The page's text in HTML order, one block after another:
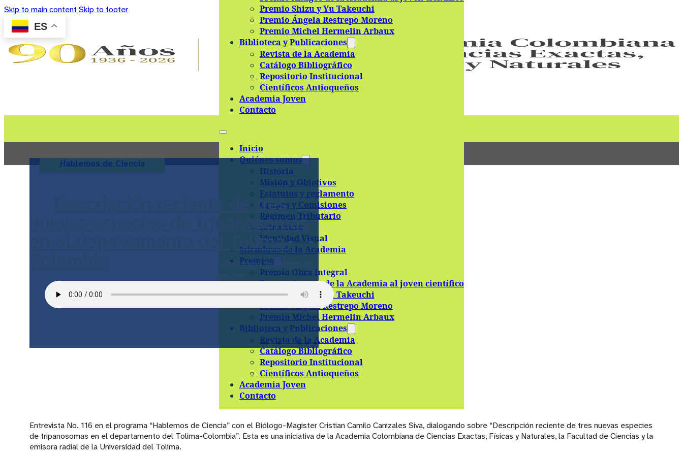
Skip to main content Skip to footer
ES
Premio Shizu y Yu Takeuchi
Premio Ángela Restrepo Moreno
Premio Michel Hermelin Arbaux
Biblioteca y Publicaciones
Revista de la Academia
Catálogo Bibliográfico
Repositorio Institucional
Científicos Antioqueños
Academia Joven
Contacto
Inicio
Quiénes somos
Historia
Misión y Objetivos
Estatutos y reglamento
Grupos y Comisiones
Régimen Tributario
Estructura
Identidad Visual
Miembros de la Academia
Premios
Premio Obra Integral
Premio Amigos de la Academia al joven científico
Premio Shizu y Yu Takeuchi
Premio Ángela Restrepo Moreno
Premio Michel Hermelin Arbaux
Biblioteca y Publicaciones
Revista de la Academia
Catálogo Bibliográfico
Repositorio Institucional
Científicos Antioqueños
Academia Joven
Contacto
Hablemos de Ciencia
Descripción reciente de tres
nuevas especies de tripanosomas
en el departamento del Tolima-
Entrevista No. 116 en el programa “Hablemos de
Entrevista No. 116 en el programa “Hablemos de Ciencia” con el Biólogo-Magister Cristian Camilo Canizales Siva, dialogando sobre “Descripción reciente de tres nuevas especies
de tripanosomas en el departamento del Tolima-Colombia”. Esta es una iniciativa de la Academia Colombiana de Ciencias Exactas, Físicas y Naturales, la Facultad de Ciencias y la
emisora radial de la Universidad del Tolima.